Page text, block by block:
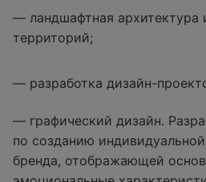
— ландшафтная архитектура
территорий;
— разработка дизайн-
— графический дизайн.
по созданию
бренда, отображающей